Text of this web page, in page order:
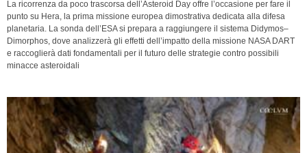
La ricorrenza da poco trascorsa dell’Asteroid Day offre l’occasione per fare il
punto su Hera, la prima missione europea dimostrativa dedicata alla difesa
planetaria. La sonda dell’ESA si prepara a raggiungere il sistema Didymos–
Dimorphos, dove analizzerà gli effetti dell’impatto della missione NASA DART
e raccoglierà dati fondamentali per il futuro delle strategie contro possibili
minacce asteroidali